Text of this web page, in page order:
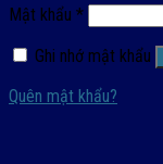
Mật khẩu *
Ghi nhớ mật khẩu
Quên mật khẩu?